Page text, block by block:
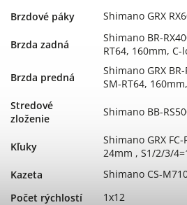
Brzdové páky Shimano GRX
Brzda zadná
Shimano BR-
RT64, 160mm, C-
Brzda predná
Shimano GRX
SM-RT64,
Stredové
zloženie
Shimano BB-
Kľuky
Shimano GRX
24mm , S1/2/3/
Kazeta
Shimano CS-
Počet rýchlostí
1x12